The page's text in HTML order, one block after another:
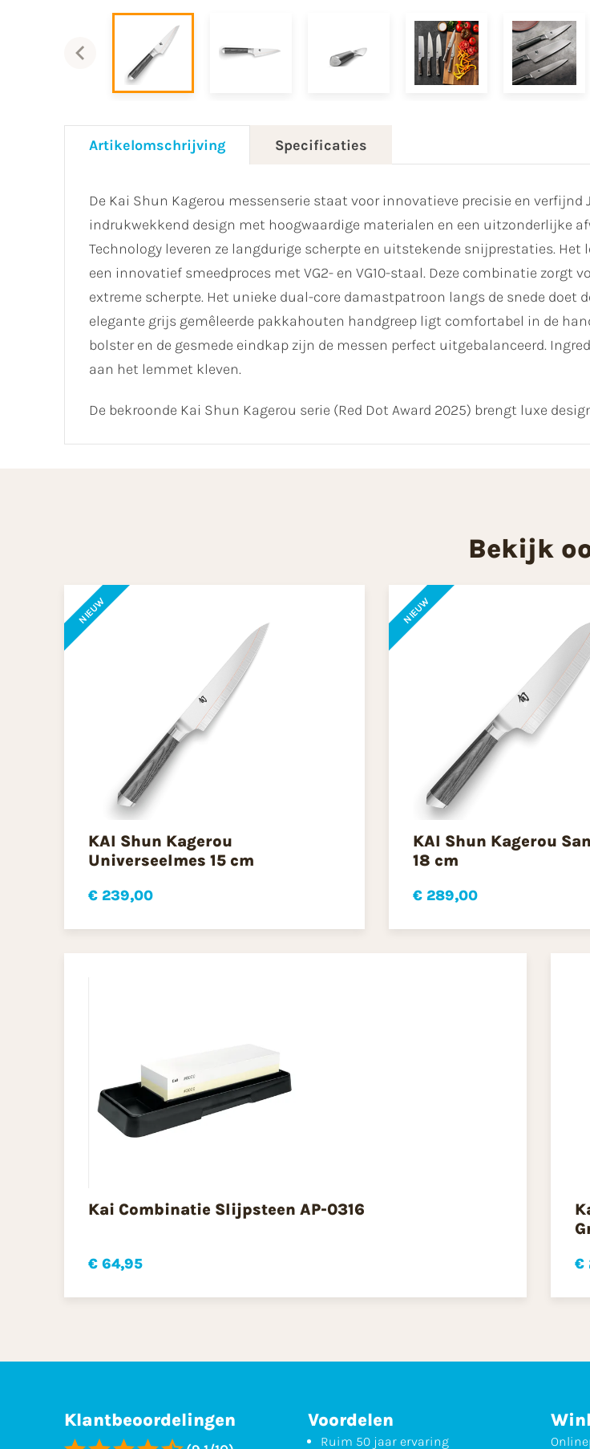
Artikelomschrijving Specificaties
De Kai Shun Kagerou messenserie staat voor innovatieve precisie en
indrukwekkend design met hoogwaardige materialen en een uitzonderlijke
Technology leveren ze langdurige scherpte en uitstekende snijprestaties.
een innovatief smeedproces met VG2- en VG10-staal. Deze combinatie
extreme scherpte. Het unieke dual-core damastpatroon langs de snede doet
elegante grijs gemêleerde pakkahouten handgreep ligt comfortabel in de
bolster en de gesmede eindkap zijn de messen perfect uitgebalanceerd.
aan het lemmet kleven.
De bekroonde Kai Shun Kagerou serie (Red Dot Award 2025) brengt luxe
Bekijk
NIEUW
KAI Shun Kagerou
Universeelmes 15 cm
€ 239,00
NIEUW
KAI Shun Kagerou
18 cm
€ 289,00
Kai Combinatie Slijpsteen AP-0316
€ 64,95 €
Klantbeoordelingen Voordelen
Ruim 50 jaar ervaring